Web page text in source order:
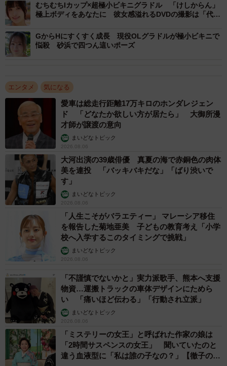
むちむちIカップ×超極小ビキニグラドル 「けしからん」
極上ボディをあなたに 彼女感溢れるDVDの撮影は「代謝
GからHにすくすく成長 現役OLグラドルが極小ビキニで
悩殺 砂浜で四つん這いポーズ
エンタメ 気になる
愛車は総走行距離17万キロのホンダレジェン
ド 「どなたか欲しい方が居たら」 大御所漫
才師が譲渡の意向
まいどなトピック
2026.08.06
大河出演の39歳俳優 真夏の海で赤銅色の肉体
美を連投 「バッキバキだな」「ばり渋いで
す」
まいどなトピック
2026.08.06
「人生こそがバラエティー」 マレーシア移住
を報告した菊地亜美 子どもの教育考え「小学
校へ入学するこのタイミングで挑戦」
まいどなトピック
2026.08.06
「不謹慎でないかと」実力派歌手、熊本へ支援
物資…運搬トラックの車体デザインにためら
い 「痛いほど伝わる」「行動され立派」
まいどなトピック
2026.08.06
「ミステリーの女王」と呼ばれた作家の娘は
「2時間サスペンスの女王」 聞いていたのと
違う血液型に「私は誰の子なの？」【徹子の部